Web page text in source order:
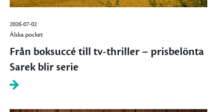
2026-07-02
Älska pocket
Från boksuccé till tv-thriller – prisbelönta
Sarek blir serie